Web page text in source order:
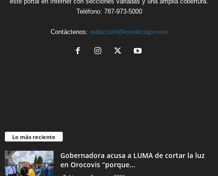
Teléfono: 787-973-5000
Contáctenos: redaccion@esnoticiapr.com
Lo más reciente
Gobernadora acusa a LUMA de cortar la luz
en Orocovis “porque...